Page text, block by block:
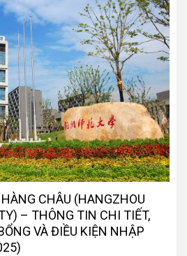
CHÂU (HANGZHOU
– THÔNG TIN CHI TIẾT,
VÀ ĐIỀU KIỆN NHẬP